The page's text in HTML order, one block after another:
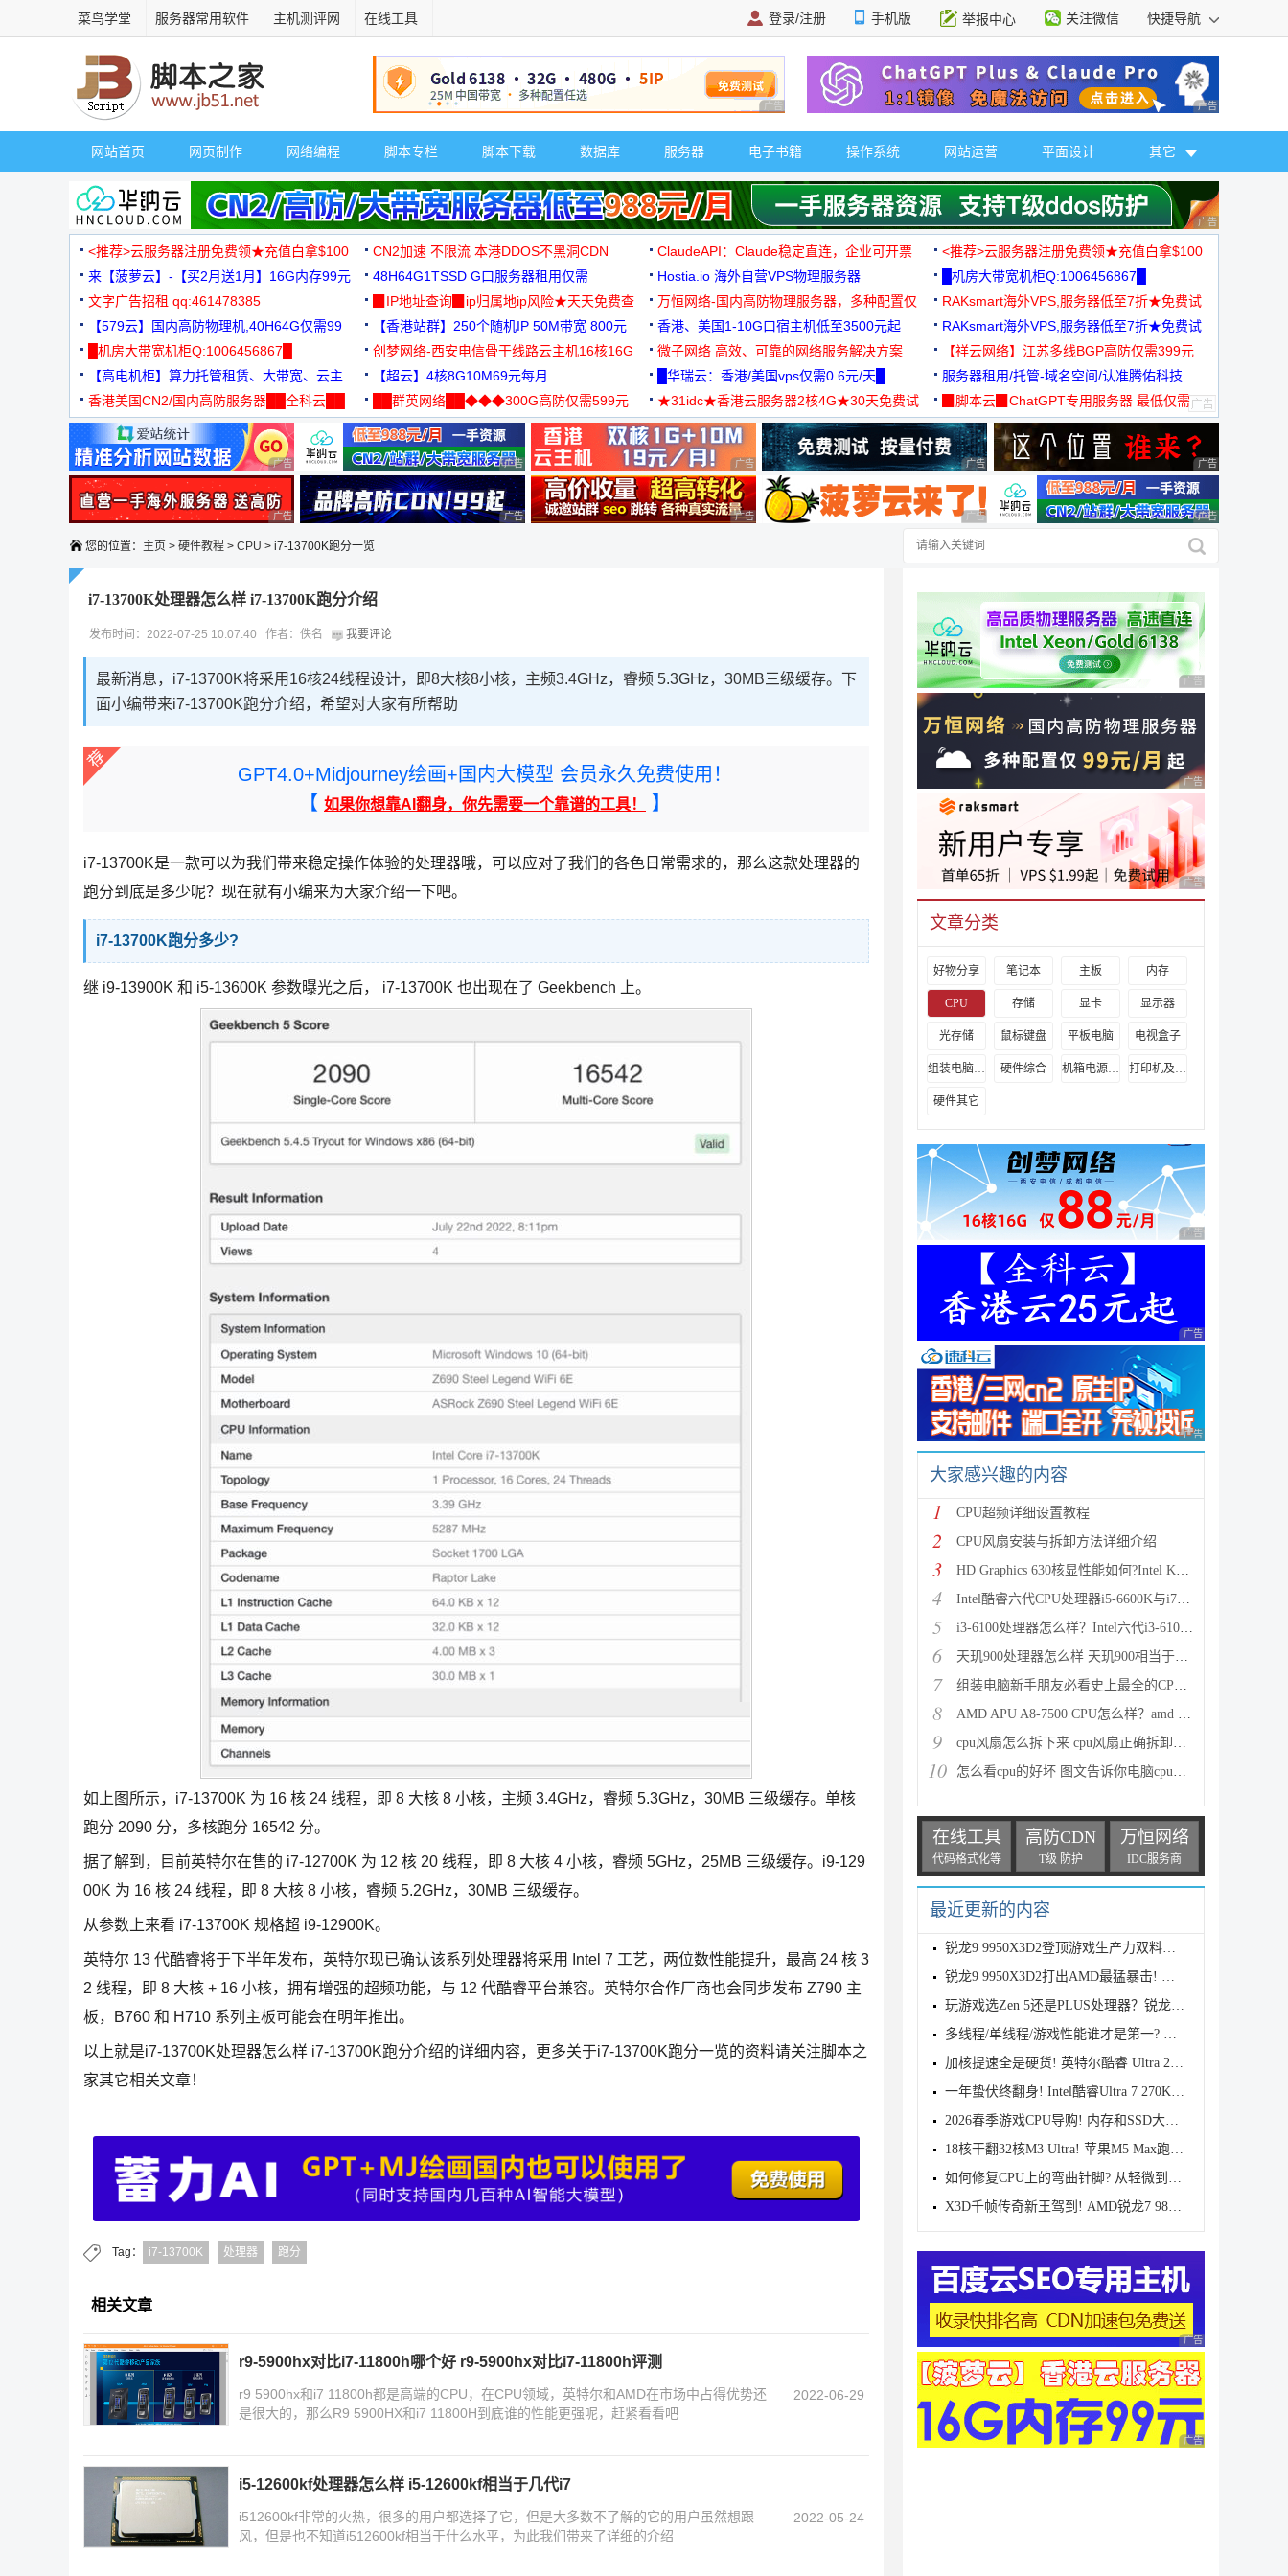
菜鸟学堂 服务器常用软件 主机测评网 在线工具 登录/注册 手机版 举报中心 关注微信 快捷导航
广告 商业广告，理性选择 广告 商业广告，理
网站首页 网页制作 网络编程 脚本专栏 脚本下载 数据库 服务器 电子书籍 操作系统 网站运营 平面设计 其它
广告 商业广告，理
<推荐>云服务器注册免费领★充值白拿$100 CN2加速 不限流 本港DDOS不黑洞CDN ClaudeAPI：Claude稳定直连，企业可开票
<推荐>云服务器注册免费领★充值白拿$100
来【菠萝云】-【买2月送1月】16G内存99元
48H64G1TSSD G口服务器租用仅需
3000+可免费测试
Hostia.io 海外自营VPS物理服务器
█机房大带宽机柜Q:1006456867█
文字广告招租 qq:461478385
▉IP地址查询▉ip归属地ip风险★天天免费查
万恒网络-国内高防物理服务器，多种配置仅
99元/月起
RAKsmart海外VPS,服务器低至7折★免费试
用★
【579云】国内高防物理机,40H64G仅需99
元
【香港站群】250个随机IP 50M带宽 800元 香港、美国1-10G口宿主机低至3500元起
RAKsmart海外VPS,服务器低至7折★免费试
用★
█机房大带宽机柜Q:1006456867█
创梦网络-西安电信骨干线路云主机16核16G
88元/月
微子网络 高效、可靠的网络服务解决方案
【祥云网络】江苏多线BGP高防仅需399元
【高电机柜】算力托管租赁、大带宽、云主
机
【超云】4核8G10M69元每月 █华瑞云：香港/美国vps仅需0.6元/天█
服务器租用/托管-域名空间/认准腾佑科技
香港美国CN2/国内高防服务器██全科云██
██群英网络██◆◆◆300G高防仅需599元
◆◆◆
★31idc★香港云服务器2核4G★30天免费试
用◆
▉脚本云▉ChatGPT专用服务器 最低仅需
19元/月
广告 商业广告，理性选择 广告 商业广告，理性选择 广告 商业广告，理性选择 广告 商业广告，理性选择 广告 商业广告，理
广告 商业广告，理性选择 广告 商业广告，理性选择 广告 商业广告，理性选择 广告 商业广告，理性选择 广告 商业广告，理
您的位置： 主页 > 硬件教程 > CPU > i7-13700K跑分一览
i7-13700K处理器怎么样 i7-13700K跑分介绍
发布时间：2022-07-25 10:07:40 作者：佚名 我要评论
最新消息，i7-13700K将采用16核24线程设计，即8大核8小核，主频3.4GHz，睿频 5.3GHz，30MB三级缓存。下
面小编带来i7-13700K跑分介绍，希望对大家有所帮助
GPT4.0+Midjourney绘画+国内大模型 会员永久免费使用！
【 如果你想靠AI翻身，你先需要一个靠谱的工具！ 】
i7-13700K是一款可以为我们带来稳定操作体验的处理器哦，可以应对了我们的各色日常需求的，那么这款处理器的
跑分到底是多少呢？现在就有小编来为大家介绍一下吧。
i7-13700K跑分多少?
继 i9-13900K 和 i5-13600K 参数曝光之后， i7-13700K 也出现在了 Geekbench 上。
如上图所示，i7-13700K 为 16 核 24 线程，即 8 大核 8 小核，主频 3.4GHz，睿频 5.3GHz，30MB 三级缓存。单核
跑分 2090 分，多核跑分 16542 分。
据了解到，目前英特尔在售的 i7-12700K 为 12 核 20 线程，即 8 大核 4 小核，睿频 5GHz，25MB 三级缓存。i9-129
00K 为 16 核 24 线程，即 8 大核 8 小核，睿频 5.2GHz，30MB 三级缓存。
从参数上来看 i7-13700K 规格超 i9-12900K。
英特尔 13 代酷睿将于下半年发布，英特尔现已确认该系列处理器将采用 Intel 7 工艺，两位数性能提升，最高 24 核 3
2 线程，即 8 大核 + 16 小核，拥有增强的超频功能，与 12 代酷睿平台兼容。英特尔合作厂商也会同步发布 Z790 主
板，B760 和 H710 系列主板可能会在明年推出。
以上就是i7-13700K处理器怎么样 i7-13700K跑分介绍的详细内容，更多关于i7-13700K跑分一览的资料请关注脚本之
家其它相关文章！
Tag： i7-13700K 处理器 跑分
相关文章
r9-5900hx对比i7-11800h哪个好 r9-5900hx对比i7-11800h评测
r9 5900hx和i7 11800h都是高端的CPU，在CPU领域，英特尔和AMD在市场中占得优势还
是很大的，那么R9 5900HX和i7 11800H到底谁的性能更强呢，赶紧看看吧
2022-06-29
i5-12600kf处理器怎么样 i5-12600kf相当于几代i7
i512600kf非常的火热，很多的用户都选择了它，但是大多数不了解的它的用户虽然想跟
风，但是也不知道i512600kf相当于什么水平，为此我们带来了详细的介绍
2022-05-24
广告 商业广告，理性
广告 商业广告，理性
广告 商业广告，理性
文章分类
好物分享 笔记本 主板 内存
CPU 存储 显卡 显示器
光存储 鼠标键盘 平板电脑 电视盒子
组装电脑教程 硬件综合 机箱电源及散热器 打印机及其它外设
硬件其它
广告 商业广告，理性
广告 商业广告，理性
广告 商业广告，理性
大家感兴趣的内容
1 CPU超频详细设置教程
2 CPU风扇安装与拆卸方法详细介绍
3 HD Graphics 630核显性能如何?Intel Kaby Lake HD 630
4 Intel酷睿六代CPU处理器i5-6600K与i7-6700K区别对比评
5 i3-6100处理器怎么样？Intel六代i3-6100详细评测
6 天玑900处理器怎么样 天玑900相当于骁龙多少
7 组装电脑新手朋友必看史上最全的CPU安装教程
8 AMD APU A8-7500 CPU怎么样？amd a8 7500评测教程
9 cpu风扇怎么拆下来 cpu风扇正确拆卸方法图解
10 怎么看cpu的好坏 图文告诉你电脑cpu怎么看
在线工具
代码格式化等
高防CDN
T级 防护
万恒网络
IDC服务商
最近更新的内容
锐龙9 9950X3D2登顶游戏生产力双料新王! AM5神U降临
锐龙9 9950X3D2打出AMD最猛暴击! 双倍缓存X3D王者首发
玩游戏选Zen 5还是PLUS处理器？锐龙7 9700X和酷睿Ultr
多线程/单线程/游戏性能谁才是第一? 最新AMD Intel桌
加核提速全是硬货! 英特尔酷睿 Ultra 200S Plus处理器
一年蛰伏终翻身! Intel酷睿Ultra 7 270K Plus/Ultra 5
2026春季游戏CPU导购! 内存和SSD大幅涨价后处理器的购
18核干翻32核M3 Ultra! 苹果M5 Max跑分曝光
如何修复CPU上的弯曲针脚? 从轻微到严重损坏的解决方
X3D千帧传奇新王驾到! AMD锐龙7 9850X3D处理器全面测
广告 商业广告，理性
广告 商业广告，理性